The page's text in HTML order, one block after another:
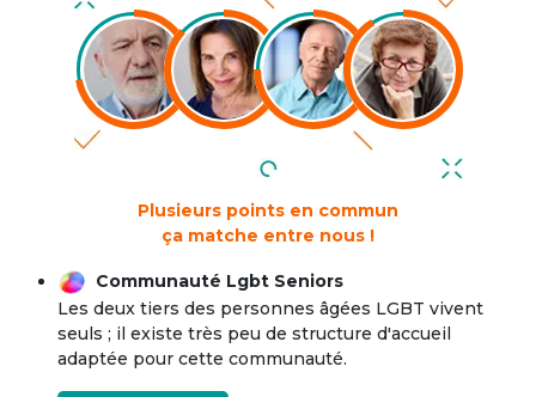
Plusieurs points en commun
ça matche entre nous !
Communauté Lgbt Seniors
Les deux tiers des personnes âgées LGBT vivent
seuls ; il existe très peu de structure d'accueil
adaptée pour cette communauté.